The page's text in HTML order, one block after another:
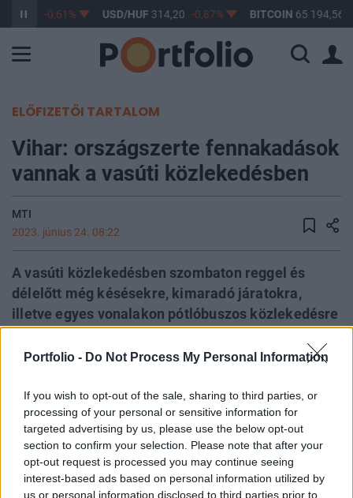
Portfolio - Do Not Process My Personal Information
If you wish to opt-out of the sale, sharing to third parties, or
processing of your personal or sensitive information for
targeted advertising by us, please use the below opt-out
section to confirm your selection. Please note that after your
opt-out request is processed you may continue seeing
interest-based ads based on personal information utilized by
us or personal information disclosed to third parties prior to
363,17 -0,61% USD/HUF314,20 -0,87% BITCOIN65 194,56
ELŐFIZETŐI TARTALOM
Vihar: országszerte fennakadások
vannak a vasúti közlekedésben
MTI
2023. június 24. 08:22
A vasúti közlekedésben szombaton reggel és
délelőtt még késésekre, kimaradó járatokra,
illetve egyes vonalakon pótlóbuszos közlekedésre
okozta károk miatt - közölte a MÁV szombaton
A vihar során a balatoni vonalakon, Budapest több
elővárosi vonalán és Miskolc-Nyíregyháza térségében is
fák dőltek a vasúti vágányokra, felsővezetékek szakadtak
le. Több helyen már sikerült elhárítani a károkat, azonban
az újszászi, a ceglédi vonalon, valamint a Miskolc-